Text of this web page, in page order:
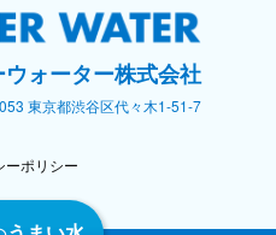
ウォーター株式会社
東京都渋谷区代々木1-51-7
ーポリシー